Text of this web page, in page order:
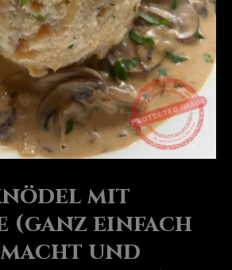
mit
(ganz einfach
und